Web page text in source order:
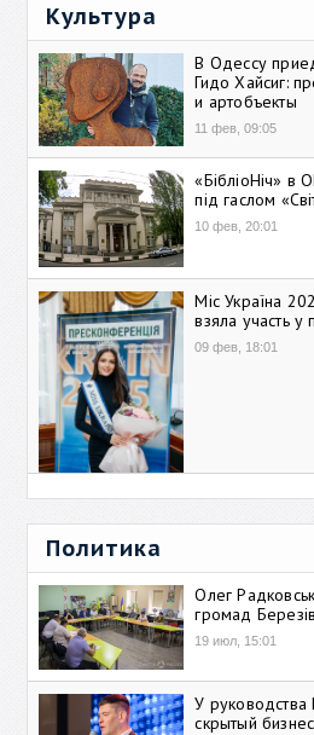
Культура
В Одессу
Гидо Хайсиг:
и артобъекты
11 фев, 09:05
«БібліоНіч»
під гаслом
10 фев, 20:01
Міс Україна
взяла участь у
09 фев, 18:01
Политика
Олег
громад
19 июл, 15:01
У руководства
скрытый